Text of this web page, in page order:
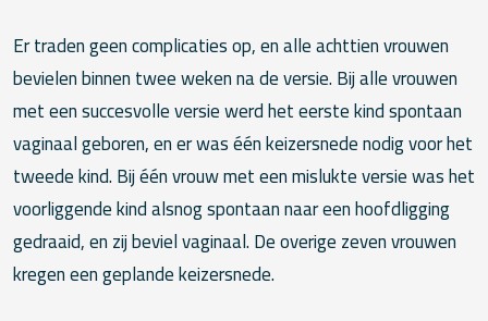
Er traden geen complicaties op, en alle achttien vrouwen
bevielen binnen twee weken na de versie. Bij alle vrouwen
met een succesvolle versie werd het eerste kind spontaan
vaginaal geboren, en er was één keizersnede nodig voor het
tweede kind. Bij één vrouw met een mislukte versie was het
voorliggende kind alsnog spontaan naar een hoofdligging
gedraaid, en zij beviel vaginaal. De overige zeven vrouwen
kregen een geplande keizersnede.